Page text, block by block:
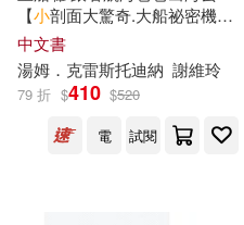
邱嘉慧(3) 金寶
陳小慰（主編）(3)
外語教學與研究出版社
寂天(7) 華語教學
可菲律賓店取(372)
【小剖面大驚奇.大船祕密機關
手繪圖解】(STEAM科學素
養)：從捕蟹船到海巡艦、從消
防船、渡輪到研究船，海上英
雄工作大公開
中文書
湯姆．克雷斯托迪納 謝維玲
79 折 $410 $520
電
試閱